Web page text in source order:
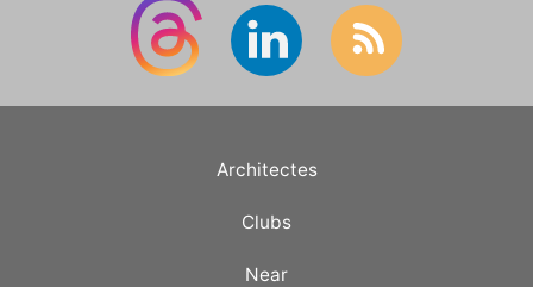
Architectes
Clubs
Near